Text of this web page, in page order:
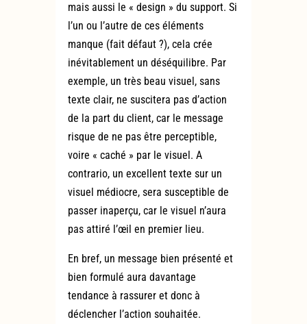
mais aussi le « design » du support. Si
l’un ou l’autre de ces éléments
manque (fait défaut ?), cela crée
inévitablement un déséquilibre. Par
exemple, un très beau visuel, sans
texte clair, ne suscitera pas d’action
de la part du client, car le message
risque de ne pas être perceptible,
voire « caché » par le visuel. A
contrario, un excellent texte sur un
visuel médiocre, sera susceptible de
passer inaperçu, car le visuel n’aura
pas attiré l’œil en premier lieu.
En bref, un message bien présenté et
bien formulé aura davantage
tendance à rassurer et donc à
déclencher l’action souhaitée.